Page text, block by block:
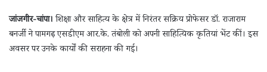
जांजगीर-चांपा।शिक्षा और साहित्य के क्षेत्र में निरंतर सक्रिय प्रोफेसर डॉ. राजाराम
बनर्जी ने पामगढ़ एसडीएम आर.के. तंबोली को अपनी साहित्यिक कृतियां भेंट कीं। इस
अवसर पर उनके कार्यों की सराहना की गई।